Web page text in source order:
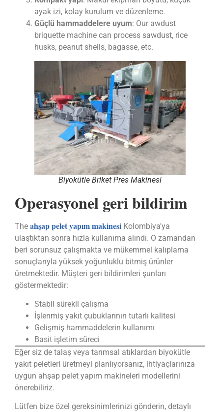
ayak izi, kolay kurulum ve düzenleme.
Güçlü hammaddelere uyum: Our awdust
briquette machine can process sawdust, rice
husks, peanut shells, bagasse, etc.
Biyokütle Briket Pres Makinesi
Operasyonel geri bildirim
The ahşap pelet yapım makinesi Kolombiya'ya
ulaştıktan sonra hızla kullanıma alındı. O zamandan
beri sorunsuz çalışmakta ve mükemmel kalıplama
sonuçlarıyla yüksek yoğunluklu bitmiş ürünler
üretmektedir. Müşteri geri bildirimleri şunları
göstermektedir:
Stabil sürekli çalışma
İşlenmiş yakıt çubuklarının tutarlı kalitesi
Gelişmiş hammaddelerin kullanımı
Basit işletim süreci
Eğer siz de talaş veya tarımsal atıklardan biyokütle
yakıt peletleri üretmeyi planlıyorsanız, ihtiyaçlarınıza
uygun ahşap pelet yapım makineleri modellerini
önerebiliriz.
Lütfen bize özel gereksinimlerinizi gönderin, detaylı